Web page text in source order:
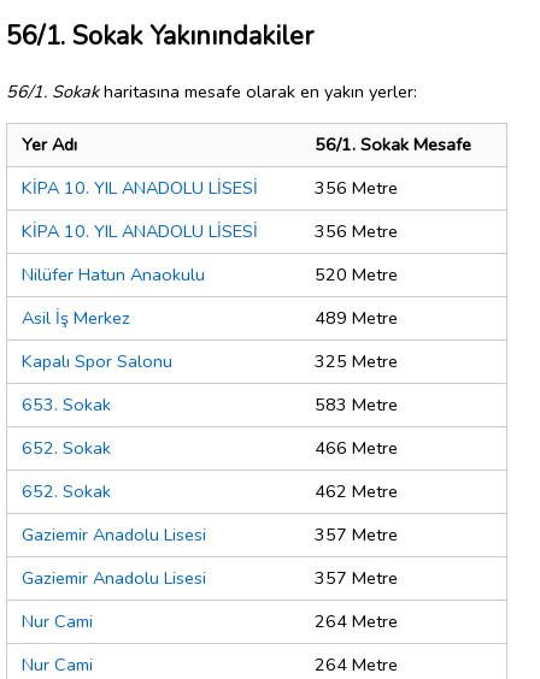
56/1. Sokak Yakınındakiler
56/1. Sokakharitasına mesafe olarak en yakın yerler:
Yer Adı
56/1. Sokak Mesafe
KİPA 10. YIL ANADOLU LİSESİ
356 Metre
KİPA 10. YIL ANADOLU LİSESİ
356 Metre
Nilüfer Hatun Anaokulu
520 Metre
Asil İş Merkez
489 Metre
Kapalı Spor Salonu
325 Metre
653. Sokak
583 Metre
652. Sokak
466 Metre
652. Sokak
462 Metre
Gaziemir Anadolu Lisesi
357 Metre
Gaziemir Anadolu Lisesi
357 Metre
Nur Cami
264 Metre
Nur Cami
264 Metre